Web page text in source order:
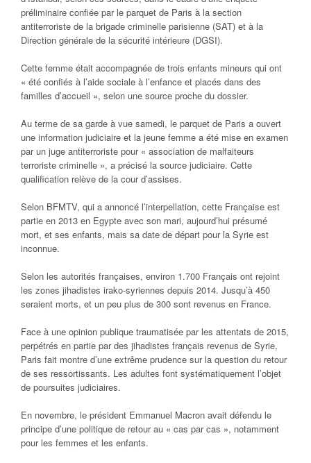
préliminaire confiée par le parquet de Paris à la section
antiterroriste de la brigade criminelle parisienne (SAT) et à la
Direction générale de la sécurité intérieure (DGSI).
Cette femme était accompagnée de trois enfants mineurs qui ont
« été confiés à l’aide sociale à l’enfance et placés dans des
familles d’accueil », selon une source proche du dossier.
Au terme de sa garde à vue samedi, le parquet de Paris a ouvert
une information judiciaire et la jeune femme a été mise en examen
par un juge antiterroriste pour « association de malfaiteurs
terroriste criminelle », a précisé la source judiciaire. Cette
qualification relève de la cour d’assises.
Selon BFMTV, qui a annoncé l’interpellation, cette Française est
partie en 2013 en Egypte avec son mari, aujourd’hui présumé
mort, et ses enfants, mais sa date de départ pour la Syrie est
inconnue.
Selon les autorités françaises, environ 1.700 Français ont rejoint
les zones jihadistes irako-syriennes depuis 2014. Jusqu’à 450
seraient morts, et un peu plus de 300 sont revenus en France.
Face à une opinion publique traumatisée par les attentats de 2015,
perpétrés en partie par des jihadistes français revenus de Syrie,
Paris fait montre d’une extrême prudence sur la question du retour
de ses ressortissants. Les adultes font systématiquement l’objet
de poursuites judiciaires.
En novembre, le président Emmanuel Macron avait défendu le
principe d’une politique de retour au « cas par cas », notamment
pour les femmes et les enfants.